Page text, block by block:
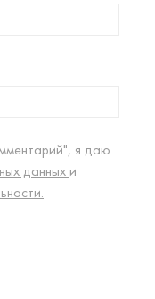
я даю
данных и